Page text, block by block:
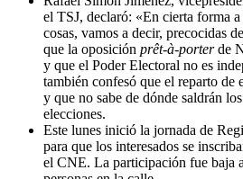
el TSJ, declaró: «En cierta forma
cosas, vamos a decir, precocidas
que la oposición prêt-à-porterde
y que el Poder Electoral no es
también confesó que el reparto de
y que no sabe de dónde saldrán
elecciones.
Este lunes inició la jornada de
para que los interesados se
el CNE. La participación fue baja